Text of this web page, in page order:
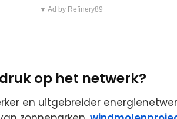
▼ Ad by Refinery89
op het netwerk?
en uitgebreider